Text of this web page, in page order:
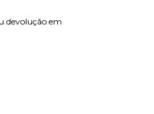
devolução em